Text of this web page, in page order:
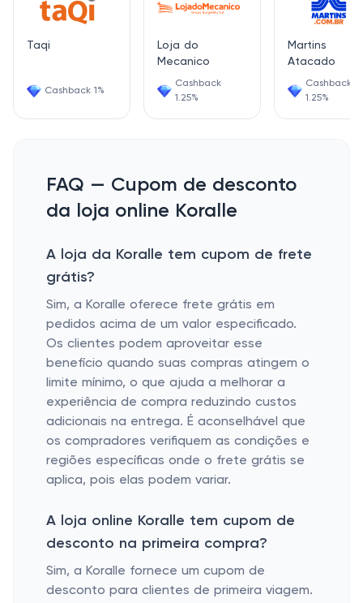
Taqi
Cashback 1%
Loja do
Mecanico
Cashback
1.25%
Martins
Atacado
Cashback
1.25%
FAQ — Cupom de desconto
da loja online Koralle
A loja da Koralle tem cupom de frete
grátis?
Sim, a Koralle oferece frete grátis em
pedidos acima de um valor especificado.
Os clientes podem aproveitar esse
benefício quando suas compras atingem o
limite mínimo, o que ajuda a melhorar a
experiência de compra reduzindo custos
adicionais na entrega. É aconselhável que
os compradores verifiquem as condições e
regiões específicas onde o frete grátis se
aplica, pois elas podem variar.
A loja online Koralle tem cupom de
desconto na primeira compra?
Sim, a Koralle fornece um cupom de
desconto para clientes de primeira viagem.